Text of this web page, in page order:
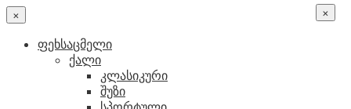
×
ფეხსაცმელი
ქალი
კლასიკური
შუზი
×